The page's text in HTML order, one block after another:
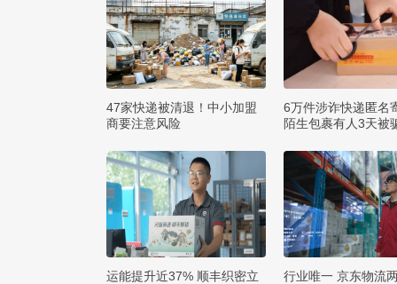
47家快递被清退！中小加盟
商要注意风险
6万件涉诈快递匿名
陌生包裹有人3天被
运能提升近37% 顺丰织密立
行业唯一 京东物流